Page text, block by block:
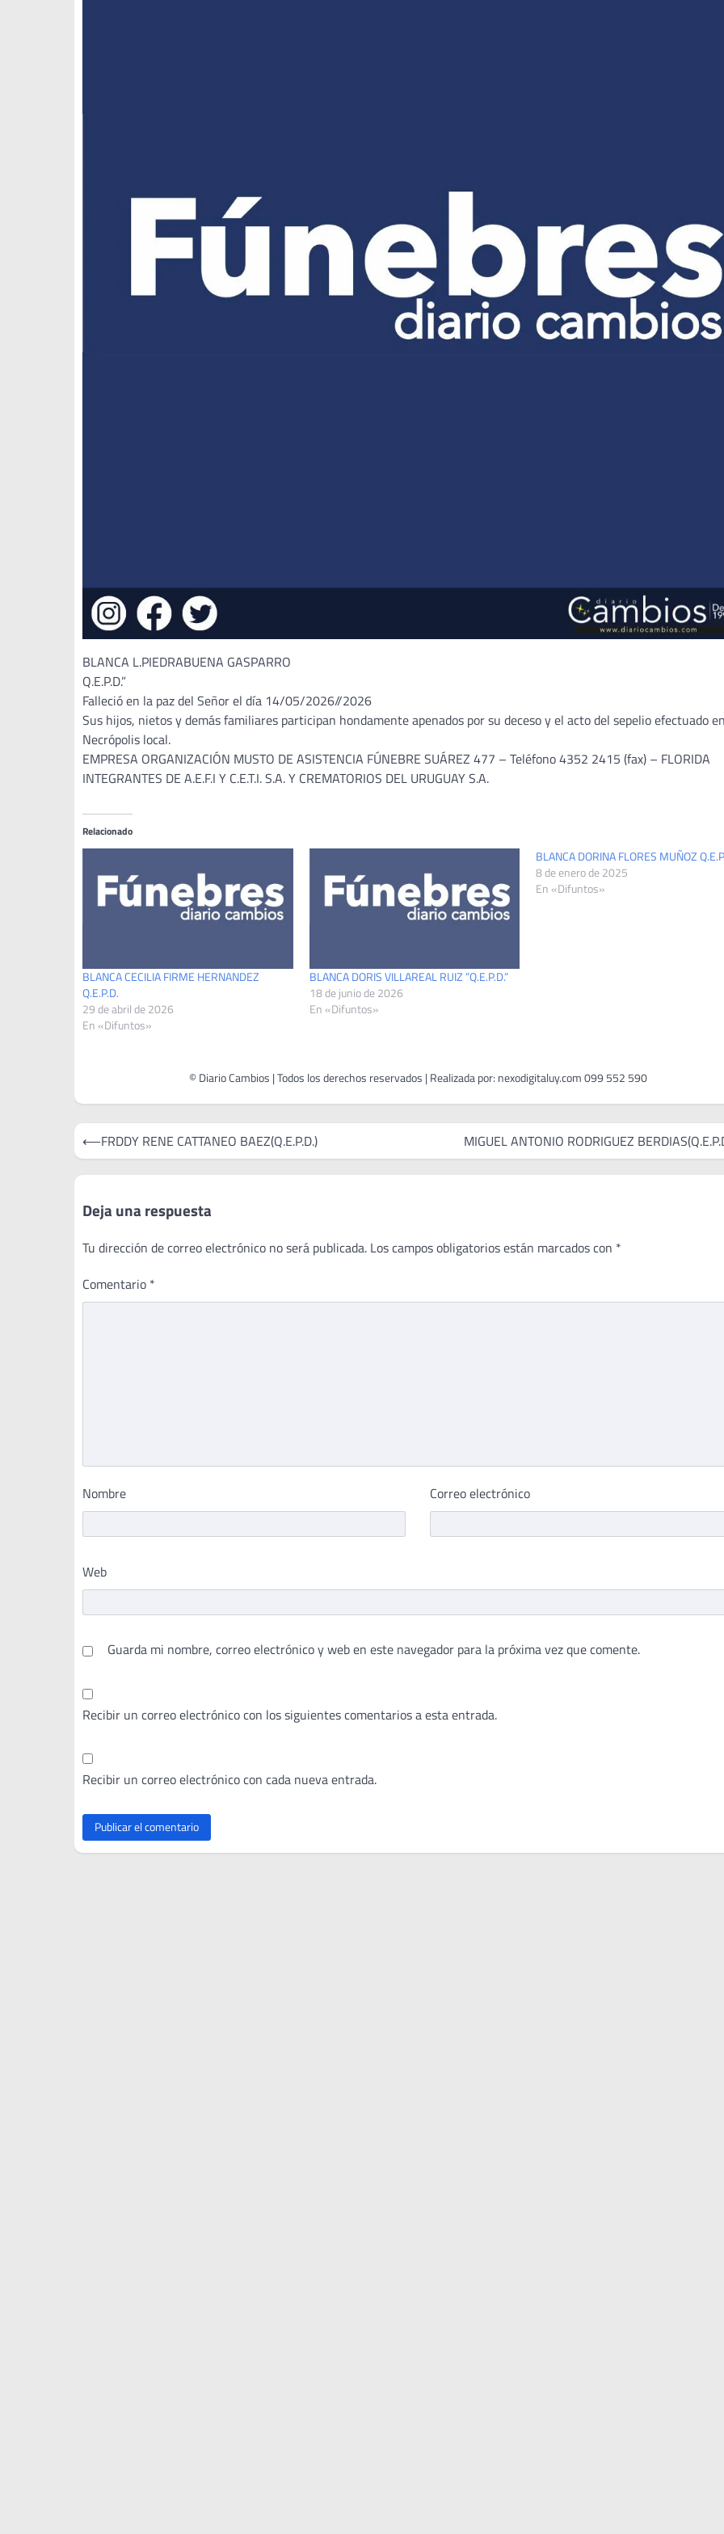
BLANCA L.PIEDRABUENA GASPARRO
Q.E.P.D.”
Falleció en la paz del Señor el día 14/05/2026//2026
Sus hijos, nietos y demás familiares participan hondamente apenados por su deceso y el acto del sepelio efectuado
Necrópolis local.
EMPRESA ORGANIZACIÓN MUSTO DE ASISTENCIA FÚNEBRE SUÁREZ 477 – Teléfono 4352 2415 (fax) – FLORIDA
INTEGRANTES DE A.E.F.I Y C.E.T.I. S.A. Y CREMATORIOS DEL URUGUAY S.A.
Relacionado
BLANCA CECILIA FIRME HERNANDEZ
Q.E.P.D.
29 de abril de 2026
En «Difuntos»
BLANCA DORIS VILLAREAL RUIZ ”Q.E.P.D.”
18 de junio de 2026
En «Difuntos»
BLANCA DORINA FLORES MUÑOZ
8 de enero de 2025
En «Difuntos»
Navegación
de
entradas
⟵FRDDY RENE CATTANEO BAEZ(Q.E.P.D.) MIGUEL ANTONIO RODRIGUEZ
Deja una respuesta
Tu dirección de correo electrónico no será publicada. Los campos obligatorios están marcados con *
Comentario *
Nombre Correo electrónico
Web
Guarda mi nombre, correo electrónico y web en este navegador para la próxima vez que comente.
Recibir un correo electrónico con los siguientes comentarios a esta entrada.
Recibir un correo electrónico con cada nueva entrada.